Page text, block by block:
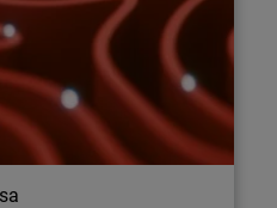
de servicios
nuevas
aplicada a la
ampliando así
avanzadas tanto de